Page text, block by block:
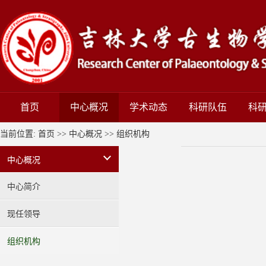
首页 中心概况 学术动态 科研队伍 科
当前位置: 首页 >> 中心概况 >> 组织机构
中心概况
中心简介
现任领导
组织机构